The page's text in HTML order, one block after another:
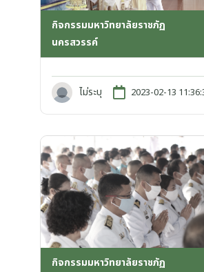
กิจกรรมมหาวิทยาลัยราชภัฏ
นครสวรรค์
ไม่ระบุ 2023-02-13
กิจกรรมมหาวิทยาลัยราชภัฏ